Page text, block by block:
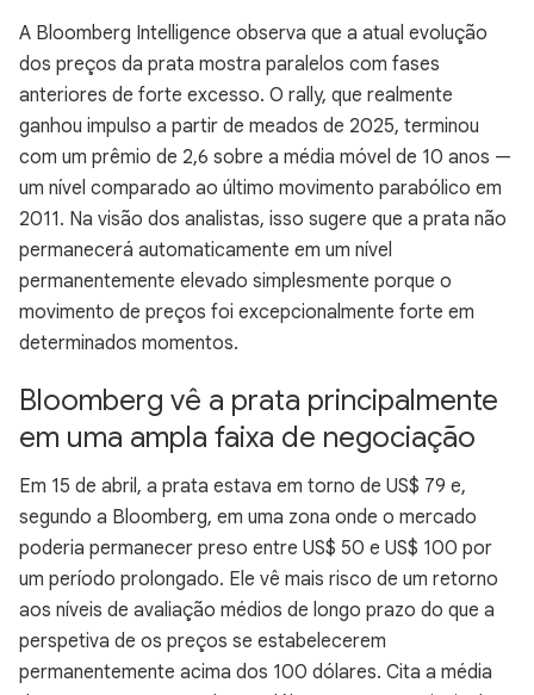
A Bloomberg Intelligence observa que a atual evolução
dos preços da prata mostra paralelos com fases
anteriores de forte excesso. O rally, que realmente
ganhou impulso a partir de meados de 2025, terminou
com um prêmio de 2,6 sobre a média móvel de 10 anos —
um nível comparado ao último movimento parabólico em
2011. Na visão dos analistas, isso sugere que a prata não
permanecerá automaticamente em um nível
permanentemente elevado simplesmente porque o
movimento de preços foi excepcionalmente forte em
determinados momentos.
Bloomberg vê a prata principalmente
em uma ampla faixa de negociação
Em 15 de abril, a prata estava em torno de US$ 79 e,
segundo a Bloomberg, em uma zona onde o mercado
poderia permanecer preso entre US$ 50 e US$ 100 por
um período prolongado. Ele vê mais risco de um retorno
aos níveis de avaliação médios de longo prazo do que a
perspetiva de os preços se estabelecerem
permanentemente acima dos 100 dólares. Cita a média